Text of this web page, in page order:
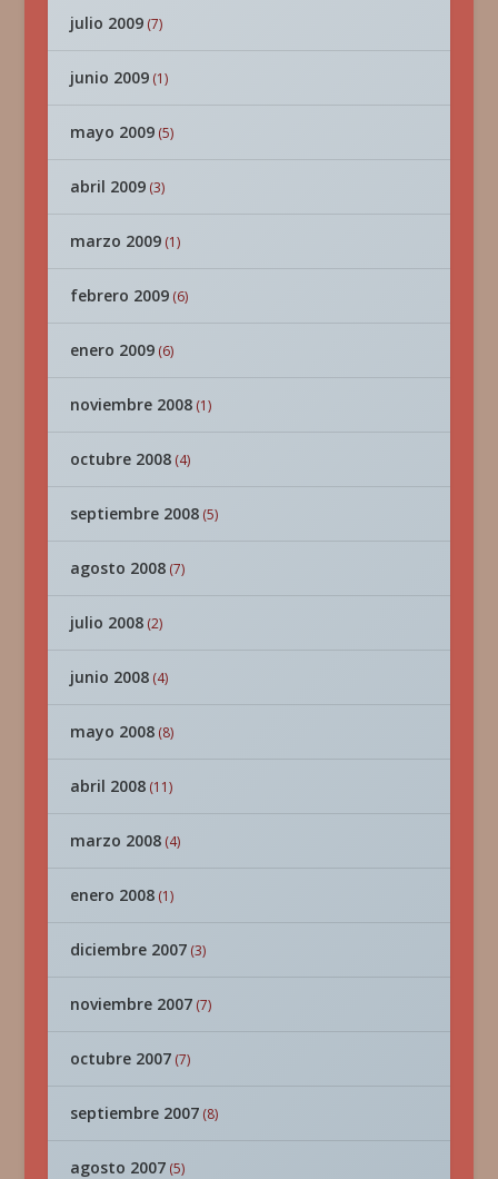
julio 2009(7)
junio 2009(1)
mayo 2009(5)
abril 2009(3)
marzo 2009(1)
febrero 2009(6)
enero 2009(6)
noviembre 2008(1)
octubre 2008(4)
septiembre 2008(5)
agosto 2008(7)
julio 2008(2)
junio 2008(4)
mayo 2008(8)
abril 2008(11)
marzo 2008(4)
enero 2008(1)
diciembre 2007(3)
noviembre 2007(7)
octubre 2007(7)
septiembre 2007(8)
agosto 2007(5)